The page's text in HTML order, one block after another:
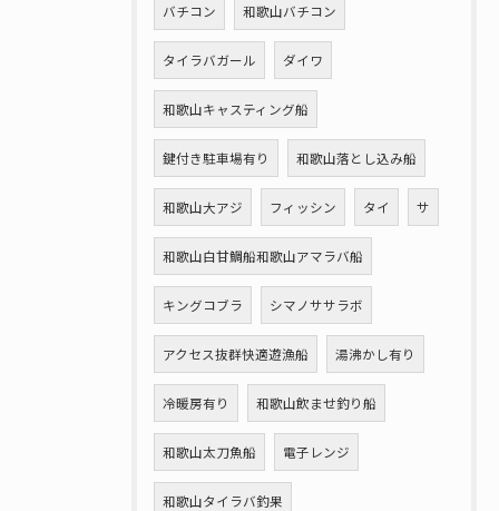
バチコン 和歌山バチコン
タイラバガール ダイワ
和歌山キャスティング船
鍵付き駐車場有り 和歌山落とし込み船
和歌山大アジ フィッシン タイ サ
和歌山白甘鯛船和歌山アマラバ船
キングコブラ シマノササラボ
アクセス抜群快適遊漁船 湯沸かし有り
冷暖房有り 和歌山飲ませ釣り船
和歌山太刀魚船 電子レンジ
和歌山タイラバ釣果